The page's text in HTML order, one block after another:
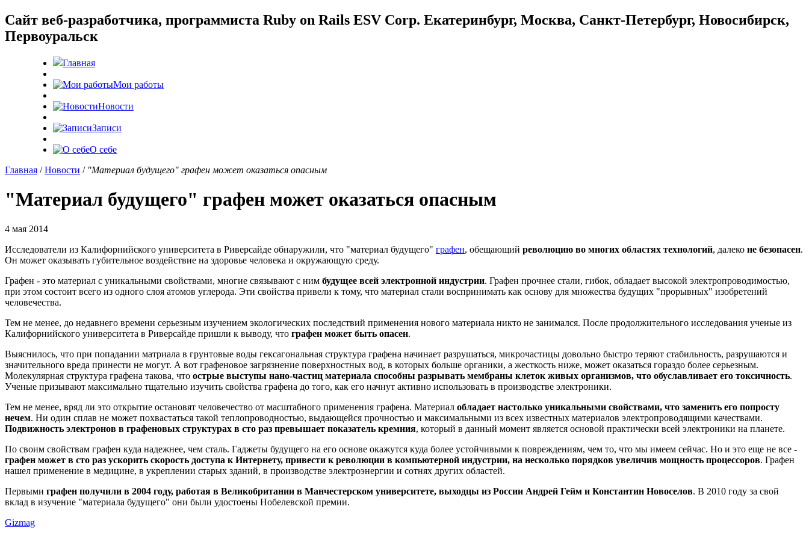
Cайт веб-разработчика, программиста Ruby on Rails ESV Corp. Екатеринбург, Москва, Санкт-Петербург, Новосибирск,
Первоуральск
Главная
Мои работы
Новости
Записи
О себе
Главная /Новости / "Материал будущего" графен может оказаться опасным
"Материал будущего" графен может оказаться опасным
4 мая 2014
Исследователи из Калифорнийского университета в Риверсайде обнаружили, что "материал будущего" графен, обещающий революцию во многих областях технологий, далеко не безопасен.
Он может оказывать губительное воздействие на здоровье человека и окружающую среду.
Графен - это материал с уникальными свойствами, многие связывают с ним будущее всей электронной индустрии. Графен прочнее стали, гибок, обладает высокой электропроводимостью,
при этом состоит всего из одного слоя атомов углерода. Эти свойства привели к тому, что материал стали воспринимать как основу для множества будущих "прорывных" изобретений
человечества.
Тем не менее, до недавнего времени серьезным изучением экологических последствий применения нового материала никто не занимался. После продолжительного исследования ученые из
Калифорнийского университета в Риверсайде пришли к выводу, что графен может быть опасен.
Выяснилось, что при попадании матриала в грунтовые воды гексагональная структура графена начинает разрушаться, микрочастицы довольно быстро теряют стабильность, разрушаются и
значительного вреда принести не могут. А вот графеновое загрязнение поверхностных вод, в которых больше органики, а жесткость ниже, может оказаться гораздо более серьезным.
Молекулярная структура графена такова, что острые выступы нано-частиц материала способны разрывать мембраны клеток живых организмов, что обуславливает его токсичность.
Ученые призывают максимально тщательно изучить свойства графена до того, как его начнут активно использовать в производстве электроники.
Тем не менее, вряд ли это открытие остановят человечество от масштабного применения графена. Материал обладает настолько уникальными свойствами, что заменить его попросту
нечем. Ни один сплав не может похвастаться такой теплопроводностью, выдающейся прочностью и максимальными из всех известных материалов электропроводящими качествами.
Подвижность электронов в графеновых структурах в сто раз превышает показатель кремния, который в данный момент является основой практически всей электроники на планете.
По своим свойствам графен куда надежнее, чем сталь. Гаджеты будущего на его основе окажутся куда более устойчивыми к повреждениям, чем то, что мы имеем сейчас. Но и это еще не все -
графен может в сто раз ускорить скорость доступа к Интернету, привести к революции в компьютерной индустрии, на несколько порядков увеличив мощность процессоров. Графен
нашел применение в медицине, в укреплении старых зданий, в производстве электроэнергии и сотнях других областей.
Первыми графен получили в 2004 году, работая в Великобритании в Манчестерском университете, выходцы из России Андрей Гейм и Константин Новоселов. В 2010 году за свой
вклад в изучение "материала будущего" они были удостоены Нобелевской премии.
Gizmag